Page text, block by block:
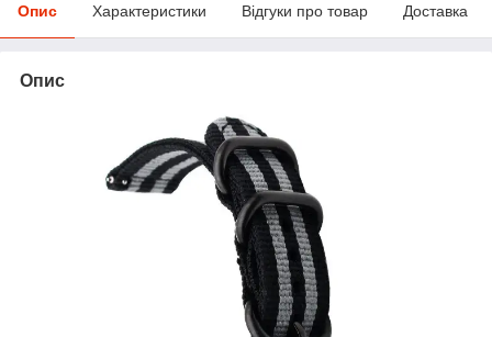
Опис Характеристики Відгуки про товар Доставка
Опис